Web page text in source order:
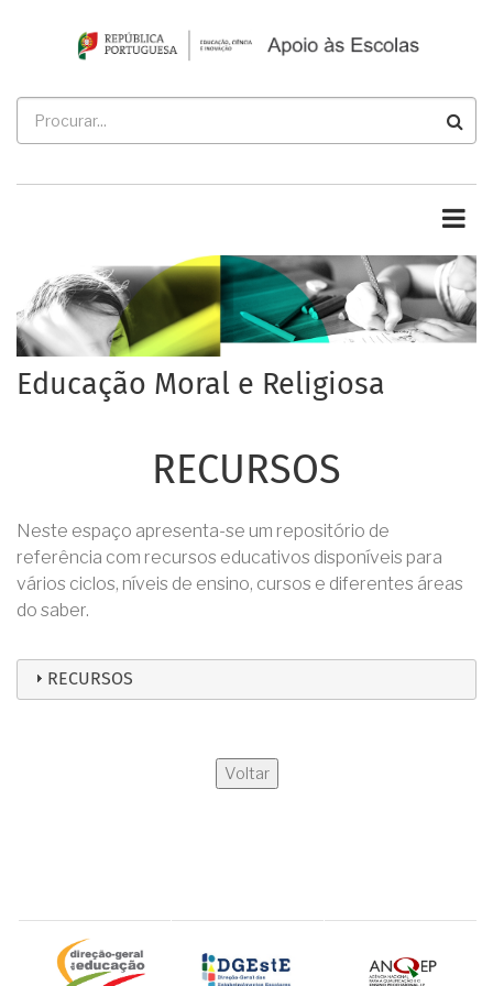
conteúdo
principal
Educação Moral e Religiosa
RECURSOS
Neste espaço apresenta-se um repositório de
referência com recursos educativos disponíveis para
vários ciclos, níveis de ensino, cursos e diferentes áreas
do saber.
RECURSOS
Voltar